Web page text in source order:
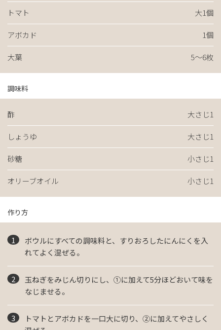
トマト 大1個
アボカド 1個
大葉 5〜6枚
調味料
酢 大さじ1
しょうゆ 大さじ1
砂糖 小さじ1
オリーブオイル 小さじ1
作り方
ボウルにすべての調味料と、すりおろしたにんにくを入
れてよく混ぜる。
玉ねぎをみじん切りにし、①に加えて5分ほどおいて味を
なじませる。
トマトとアボカドを一口大に切り、②に加えてやさしく